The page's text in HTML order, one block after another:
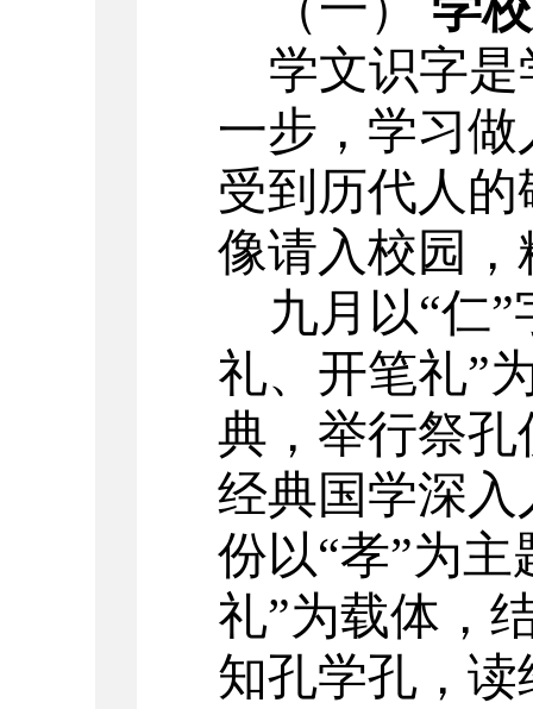
学文识字
一步，学习
受到历代人
像请入校园，
九月以“仁
礼、开笔礼”
典，举行祭
经典国学深
份以“孝”为
礼”为载体，
知孔学孔，读